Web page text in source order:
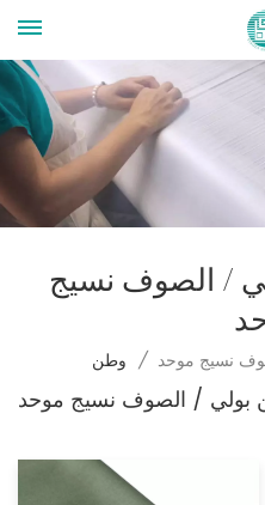
/ الصوف نسيج
وطن / نسيج موحد
بولي / الصوف نسيج موحد